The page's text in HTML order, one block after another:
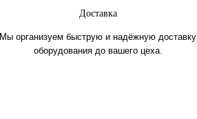
Доставка
Мы организуем быструю и надёжную доставку
оборудования до вашего цеха.